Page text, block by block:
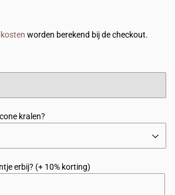
worden berekend bij de checkout.
kralen?
erbij? (+ 10% korting)